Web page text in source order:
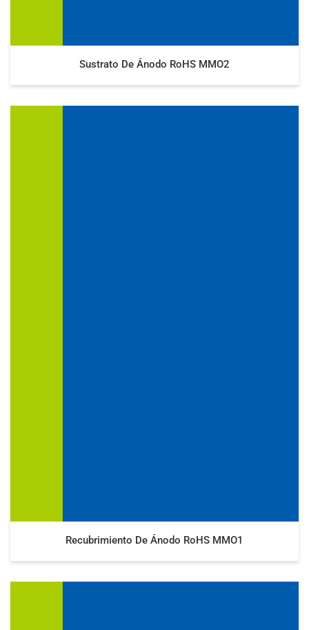
Sustrato De Ánodo RoHS MMO2
Recubrimiento De Ánodo RoHS MMO1